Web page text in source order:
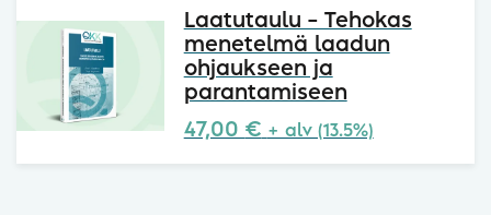
Laatutaulu – Tehokas
menetelmä laadun
ohjaukseen ja
parantamiseen
47,00 € + alv (13.5%)